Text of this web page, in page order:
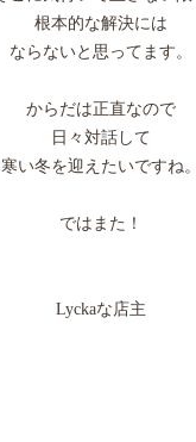
根本的な解決には
ならないと思ってます。
からだは正直なので
日々対話して
寒い冬を迎えたいですね。
ではまた！
Lyckaな店主